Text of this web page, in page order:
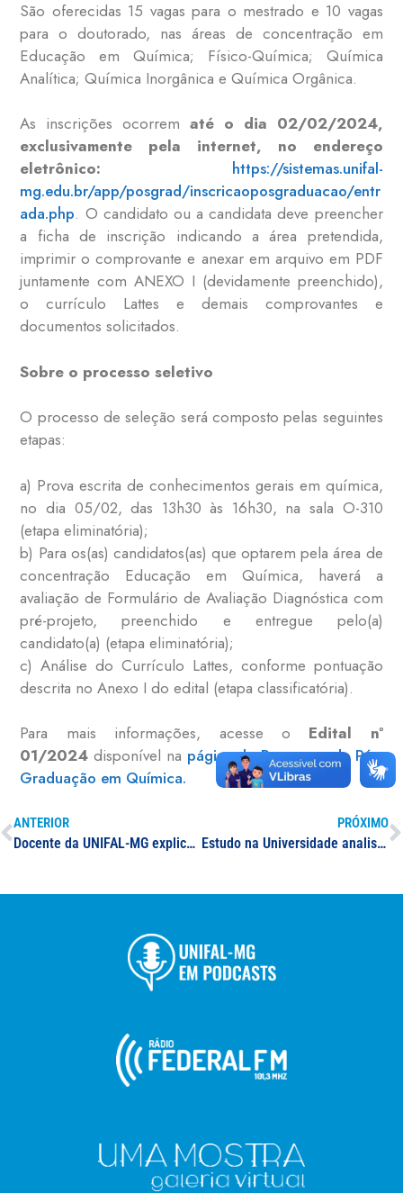
São oferecidas 15 vagas para o mestrado e 10 vagas
para o doutorado, nas áreas de concentração em
Educação em Química; Físico-Química; Química
Analítica; Química Inorgânica e Química Orgânica.
As inscrições ocorrem até o dia 02/02/2024,
exclusivamente pela internet, no endereço
eletrônico: https://sistemas.unifal-
mg.edu.br/app/posgrad/inscricaoposgraduacao/entr
ada.php. O candidato ou a candidata deve preencher
a ficha de inscrição indicando a área pretendida,
imprimir o comprovante e anexar em arquivo em PDF
juntamente com ANEXO I (devidamente preenchido),
o currículo Lattes e demais comprovantes e
documentos solicitados.
Sobre o processo seletivo
O processo de seleção será composto pelas seguintes
etapas:
a) Prova escrita de conhecimentos gerais em química,
no dia 05/02, das 13h30 às 16h30, na sala O-310
(etapa eliminatória);
b) Para os(as) candidatos(as) que optarem pela área de
concentração Educação em Química, haverá a
avaliação de Formulário de Avaliação Diagnóstica com
pré-projeto, preenchido e entregue pelo(a)
candidato(a) (etapa eliminatória);
c) Análise do Currículo Lattes, conforme pontuação
descrita no Anexo I do edital (etapa classificatória).
Para mais informações, acesse o Edital nº
01/2024 disponível na página do Programa de Pós-
Graduação em Química.
ANTERIOR
Docente da UNIFAL-MG explica, em reportagem, os fenômenos climáticos observados em 2024
PRÓXIMO
Estudo na Universidade analisa possibilidades e obstáculos para a efetivação de uma nova jornada de trabalho no Brasil